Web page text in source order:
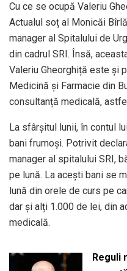
Cu ce se ocupă Valeriu
Actualul soț al Monicăi
manager al Spitalului de
din cadrul SRI. Însă,
Valeriu Gheorghiță este și
Medicină și Farmacie din
consultanță medicală,
La sfârșitul lunii, în contul
bani frumoși. Potrivit
manager al spitalului SRI,
pe lună. La acești bani se
lună din orele de curs pe
dar și alți 1.000 de lei, din
medicală.
Reguli